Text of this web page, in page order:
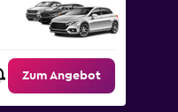
Zum Angebot